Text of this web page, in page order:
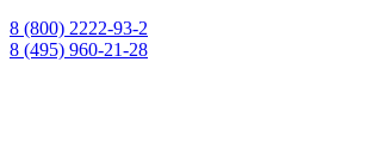
8 (800) 2222-93-2
8 (495) 960-21-28